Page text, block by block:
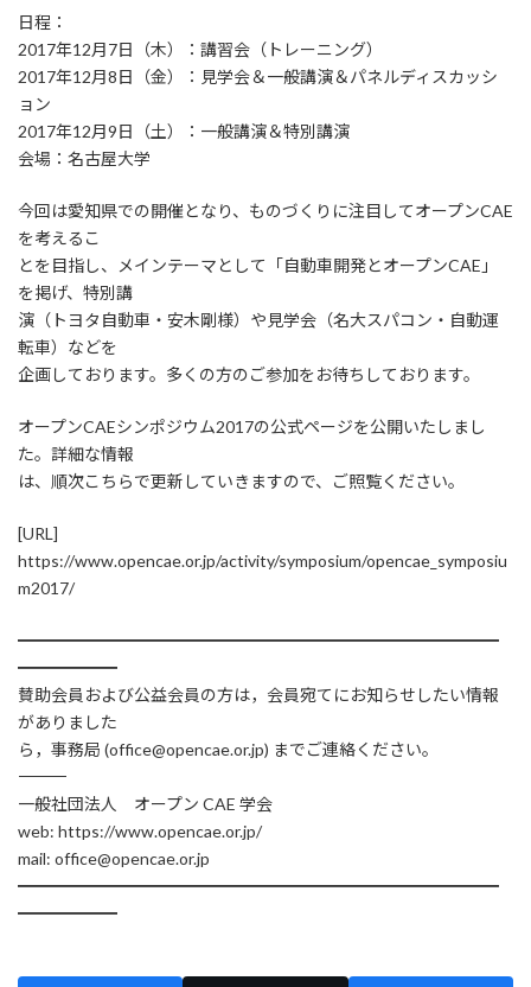
日程：
2017年12月7日（木）：講習会（トレーニング）
2017年12月8日（金）：見学会＆一般講演＆パネルディスカッシ
ョン
2017年12月9日（土）：一般講演＆特別講演
会場：名古屋大学
今回は愛知県での開催となり、ものづくりに注目してオープンCAE
を考えるこ
とを目指し、メインテーマとして「自動車開発とオープンCAE」
を掲げ、特別講
演（トヨタ自動車・安木剛様）や見学会（名大スパコン・自動運
転車）などを
企画しております。多くの方のご参加をお待ちしております。
オープンCAEシンポジウム2017の公式ページを公開いたしまし
た。詳細な情報
は、順次こちらで更新していきますので、ご照覧ください。
[URL]
https://www.opencae.or.jp/activity/symposium/opencae_symposiu
m2017/
━━━━━━━━━━━━━━━━━━━━━━━━━━━━━
━━━━━━
賛助会員および公益会員の方は，会員宛てにお知らせしたい情報
がありました
ら，事務局 (office@opencae.or.jp) までご連絡ください。
―――――――――――――――――――――――――――――――――――
一般社団法人 オープン CAE 学会
web: https://www.opencae.or.jp/
mail: office@opencae.or.jp
━━━━━━━━━━━━━━━━━━━━━━━━━━━━━
━━━━━━